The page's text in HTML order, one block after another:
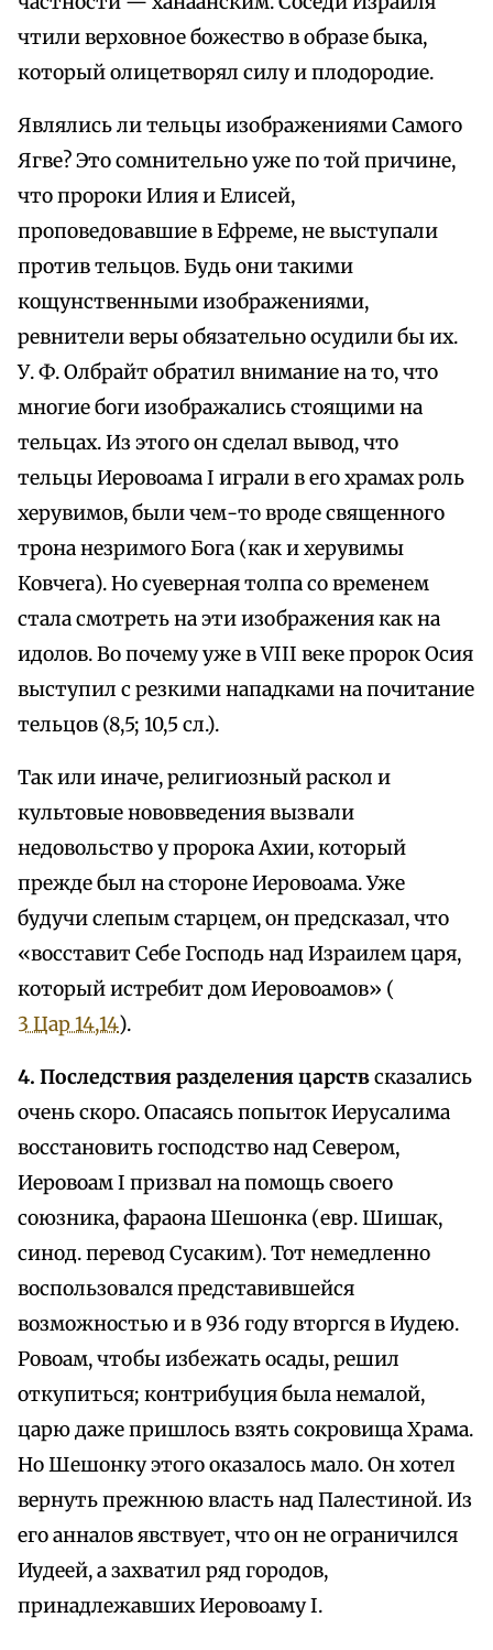
чтили верховное божество в образе быка,
который олицетворял силу и плодородие.
Являлись ли тельцы изображениями Самого
Ягве? Это сомнительно уже по той причине,
что пророки Илия и Елисей,
проповедовавшие в Ефреме, не выступали
против тельцов. Будь они такими
кощунственными изображениями,
ревнители веры обязательно осудили бы их.
У. Ф. Олбрайт обратил внимание на то, что
многие боги изображались стоящими на
тельцах. Из этого он сделал вывод, что
тельцы Иеровоама I играли в его храмах роль
херувимов, были чем-то вроде священного
трона незримого Бога (как и херувимы
Ковчега). Но суеверная толпа со временем
стала смотреть на эти изображения как на
идолов. Во почему уже в VIII веке пророк Осия
выступил с резкими нападками на почитание
тельцов (8,5; 10,5 сл.).
Так или иначе, религиозный раскол и
культовые нововведения вызвали
недовольство у пророка Ахии, который
прежде был на стороне Иеровоама. Уже
будучи слепым старцем, он предсказал, что
«восставит Себе Господь над Израилем царя,
который истребит дом Иеровоамов» (
3 Цар 14,14).
4. Последствия разделения царствсказались
очень скоро. Опасаясь попыток Иерусалима
восстановить господство над Севером,
Иеровоам I призвал на помощь своего
союзника, фараона Шешонка (евр. Шишак,
синод. перевод Сусаким). Тот немедленно
воспользовался представившейся
возможностью и в 936 году вторгся в Иудею.
Ровоам, чтобы избежать осады, решил
откупиться; контрибуция была немалой,
царю даже пришлось взять сокровища Храма.
Но Шешонку этого оказалось мало. Он хотел
вернуть прежнюю власть над Палестиной. Из
его анналов явствует, что он не ограничился
Иудеей, а захватил ряд городов,
принадлежавших Иеровоаму I.